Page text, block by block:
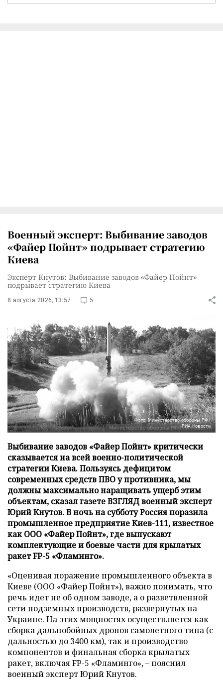
Военный эксперт: Выбивание заводов
«Файер Пойнт» подрывает стратегию
Киева
Эксперт Кнутов: Выбивание заводов «Файер Пойнт»
подрывает стратегию Киева
8 августа 2026, 13:57 5
Фото: Министерство обороны РФ/
РИА Новости
Выбивание заводов «Файер Пойнт» критически
сказывается на всей военно-политической
стратегии Киева. Пользуясь дефицитом
современных средств ПВО у противника, мы
должны максимально наращивать ущерб этим
объектам, сказал газете ВЗГЛЯД военный эксперт
Юрий Кнутов. В ночь на субботу Россия поразила
промышленное предприятие Киев-111, известное
как ООО «Файер Пойнт», где выпускают
комплектующие и боевые части для крылатых
ракет FP-5 «Фламинго».
«Оценивая поражение промышленного объекта в
Киеве (ООО «Файер Пойнт»), важно понимать, что
речь идет не об одном заводе, а о разветвленной
сети подземных производств, развернутых на
Украине. На этих мощностях осуществляется как
сборка дальнобойных дронов самолетного типа (с
дальностью до 3400 км), так и производство
компонентов и финальная сборка крылатых
ракет, включая FP-5 «Фламинго», – пояснил
военный эксперт Юрий Кнутов.